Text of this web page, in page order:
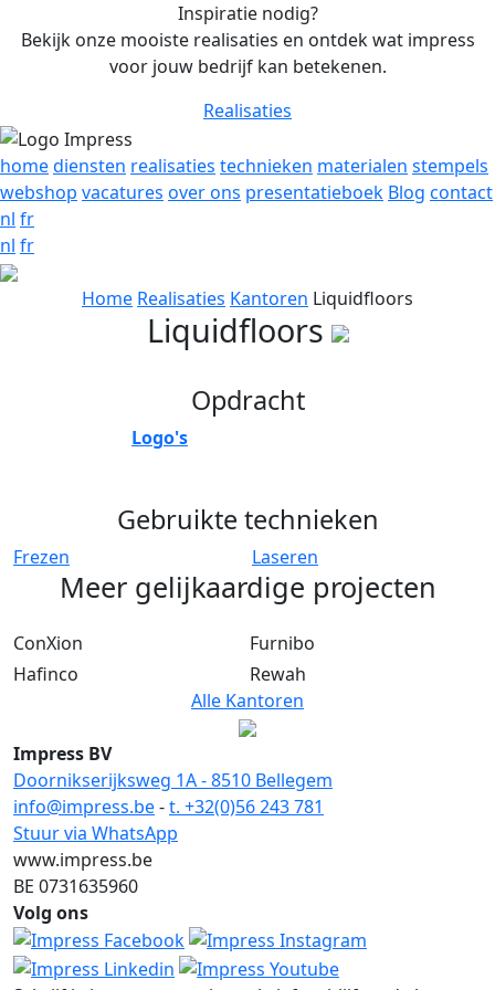
Inspiratie nodig?
Bekijk onze mooiste realisaties en ontdek wat impress
voor jouw bedrijf kan betekenen.
Realisaties
homediensten realisaties technieken materialen stempels
webshop vacatures over ons presentatieboek Blog contact
nl fr
nl fr
Home Realisaties Kantoren Liquidfloors
Liquidfloors
Opdracht
Logo's
Gebruikte technieken
Frezen Laseren
Meer gelijkaardige projecten
ConXion
Furnibo
Hafinco
Rewah
Alle Kantoren
Impress BV
Doornikserijksweg 1A - 8510 Bellegem
info@impress.be-t. +32(0)56 243 781
Stuur via WhatsApp
www.impress.be
BE 0731635960
Volg ons